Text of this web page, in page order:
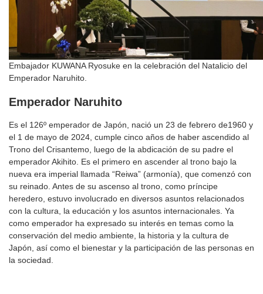
Embajador KUWANA Ryosuke en la celebración del Natalicio del
Emperador Naruhito.
Emperador Naruhito
Es el 126º emperador de Japón, nació un 23 de febrero de1960 y
el 1 de mayo de 2024, cumple cinco años de haber ascendido al
Trono del Crisantemo, luego de la abdicación de su padre el
emperador Akihito. Es el primero en ascender al trono bajo la
nueva era imperial llamada “Reiwa” (armonía), que comenzó con
su reinado. Antes de su ascenso al trono, como príncipe
heredero, estuvo involucrado en diversos asuntos relacionados
con la cultura, la educación y los asuntos internacionales. Ya
como emperador ha expresado su interés en temas como la
conservación del medio ambiente, la historia y la cultura de
Japón, así como el bienestar y la participación de las personas en
la sociedad.